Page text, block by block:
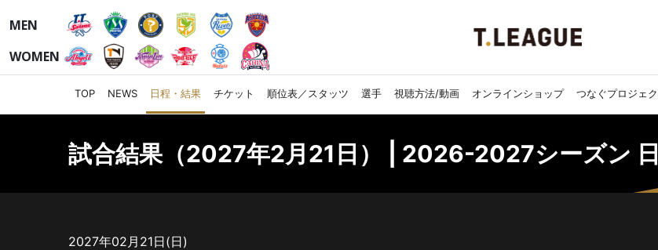
MEN
WOMEN
TOP NEWS 日程・結果 チケット 順位表／スタッツ 選手 視聴方法/動画 オンラインショップ つなぐプロジェク
試合結果（2027年2月21日） | 2026-2027シーズン
2027年02月21日(日)